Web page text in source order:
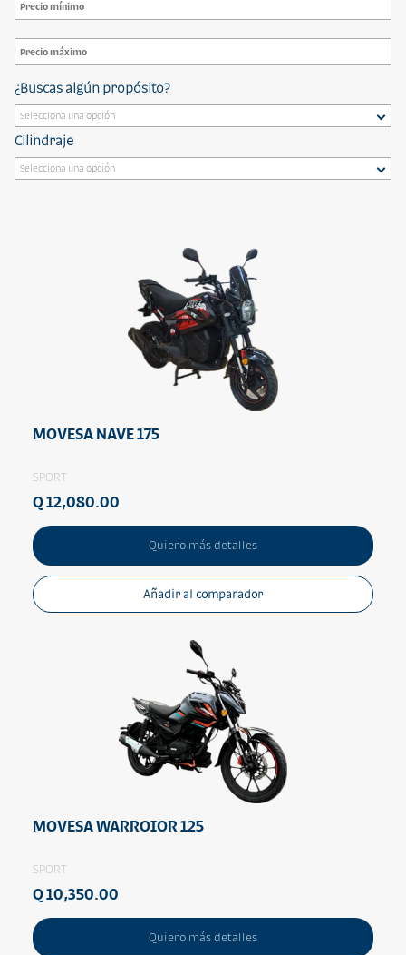
¿Buscas algún propósito?
Cilindraje
MOVESA NAVE 175
SPORT
Q 12,080.00
Quiero más detalles
Añadir al comparador
MOVESA WARROIOR 125
SPORT
Q 10,350.00
Quiero más detalles